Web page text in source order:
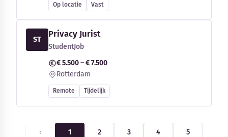
Op locatie Vast
ST
Privacy Jurist
StudentJob
€ 5.500 – € 7.500
Rotterdam
Remote Tijdelijk
‹ 1 2 3 4 5